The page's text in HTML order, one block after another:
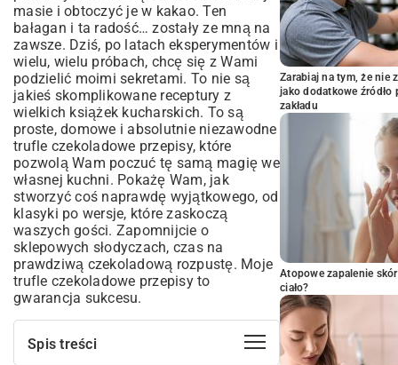
masie i obtoczyć je w kakao. Ten
bałagan i ta radość… zostały ze mną na
zawsze. Dziś, po latach eksperymentów i
wielu, wielu próbach, chcę się z Wami
podzielić moimi sekretami. To nie są
jakieś skomplikowane receptury z
wielkich książek kucharskich. To są
proste, domowe i absolutnie niezawodne
trufle czekoladowe przepisy, które
pozwolą Wam poczuć tę samą magię we
własnej kuchni. Pokażę Wam, jak
stworzyć coś naprawdę wyjątkowego, od
klasyki po wersje, które zaskoczą
waszych gości. Zapomnijcie o
sklepowych słodyczach, czas na
prawdziwą czekoladową rozpustę. Moje
trufle czekoladowe przepisy to
gwarancja sukcesu.
Spis treści
Zarabiaj na tym, że nie
jako dodatkowe
zakładu
Atopowe zapalenie
ciało?